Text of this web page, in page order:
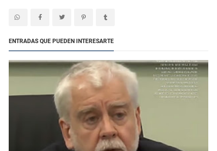
ENTRADAS QUE PUEDEN INTERESARTE